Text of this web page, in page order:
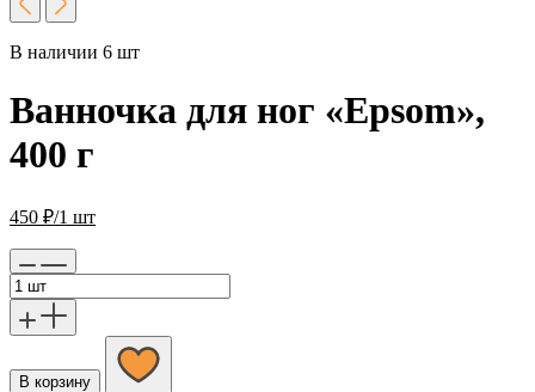
В наличии 6 шт
Ванночка для ног «Epsom»,
400 г
450 ₽/1 шт
В корзину